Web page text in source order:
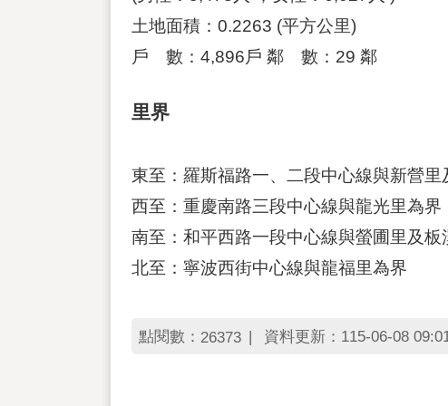
土地面積：0.2263 (平方公里)
戶 數：4,896戶 鄰 數：29 鄰
里界
東至：羅斯福路一、二段中心線與新營里
西至：重慶南路三段中心線與龍光里為界
南至：和平西路一段中心線與螢圃里及板
北至：寧波西街中心線與龍福里為界
點閱數： 26373 資料更新：115-06-08